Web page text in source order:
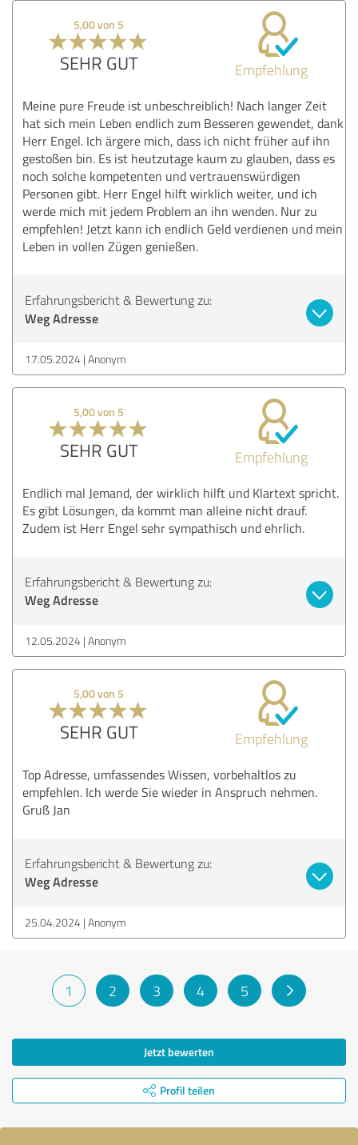
5,00 von 5
SEHR GUT Empfehlung
Meine pure Freude ist unbeschreiblich! Nach langer Zeit
hat sich mein Leben endlich zum Besseren gewendet, dank
Herr Engel. Ich ärgere mich, dass ich nicht früher auf ihn
gestoßen bin. Es ist heutzutage kaum zu glauben, dass es
noch solche kompetenten und vertrauenswürdigen
Personen gibt. Herr Engel hilft wirklich weiter, und ich
werde mich mit jedem Problem an ihn wenden. Nur zu
empfehlen! Jetzt kann ich endlich Geld verdienen und mein
Leben in vollen Zügen genießen.
Erfahrungsbericht & Bewertung zu:
Weg Adresse
17.05.2024 Anonym
5,00 von 5
SEHR GUT Empfehlung
Endlich mal Jemand, der wirklich hilft und Klartext spricht.
Es gibt Lösungen, da kommt man alleine nicht drauf.
Zudem ist Herr Engel sehr sympathisch und ehrlich.
Erfahrungsbericht & Bewertung zu:
Weg Adresse
12.05.2024 Anonym
5,00 von 5
SEHR GUT Empfehlung
Top Adresse, umfassendes Wissen, vorbehaltlos zu
empfehlen. Ich werde Sie wieder in Anspruch nehmen.
Gruß Jan
Erfahrungsbericht & Bewertung zu:
Weg Adresse
25.04.2024 Anonym
1 2 3 4 5
Jetzt bewerten
Profil teilen